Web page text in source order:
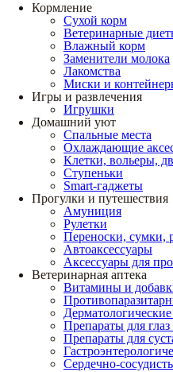
Кормление
Сухой корм
Ветеринарные
Влажный корм
Заменители молока
Лакомства
Миски и
Игры и развлечения
Игрушки
Домашний уют
Спальные места
Охлаждающие
Клетки, вольеры,
Ступеньки
Smart-гаджеты
Прогулки и путешествия
Амуниция
Рулетки
Переноски, сумки,
Автоаксессуары
Аксессуары для
Ветеринарная аптека
Витамины и
Препараты для
Препараты для
Сердечно-